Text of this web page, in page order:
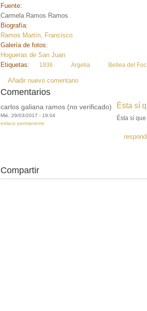
Fuente:
Carmela Ramos Ramos
Biografía:
Ramos Martín, Francisco
Galería de fotos:
Hogueras de San Juan
Etiquetas:
1936 Argelia Bellea del Foc
Añadir nuevo comentario
Comentarios
carlos galiana ramos (no verificado)
Mié, 29/03/2017 - 19:04
enlace permanente
Ésta sí
Ésta sí
Compartir